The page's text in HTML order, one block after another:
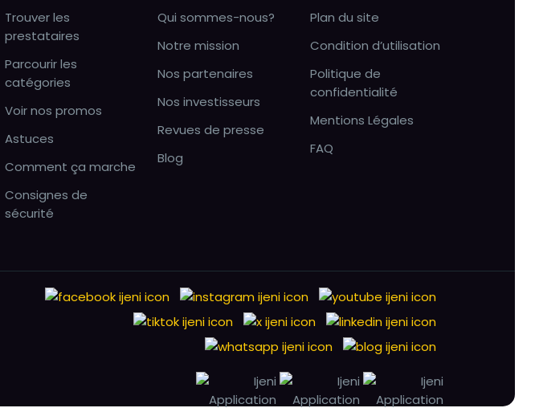
Trouver les
prestataires
Parcourir les
catégories
Voir nos promos
Astuces
Comment ça marche
Consignes de
sécurité
Qui sommes-nous?
Notre mission
Nos partenaires
Nos investisseurs
Revues de presse
Blog
Plan du site
Condition d’utilisation
Politique de
confidentialité
Mentions Légales
FAQ